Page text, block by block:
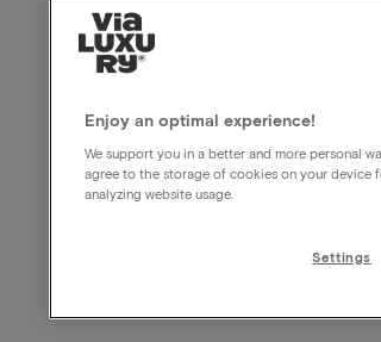
Enjoy an optimal experience!
We support you in a better and more personal
agree to the storage of cookies on your device
analyzing website usage.
Settings